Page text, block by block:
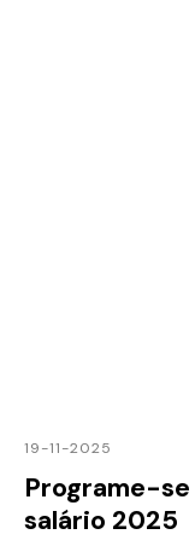
19-11-2025
Programe-se
salário 2025